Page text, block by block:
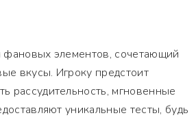
фановых элементов, сочетающий
вкусы. Игроку предстоит
рассудительность, мгновенные
уникальные тесты, будь